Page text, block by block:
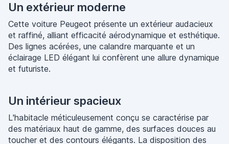
Un extérieur moderne
Cette voiture Peugeot présente un extérieur audacieux
et raffiné, alliant efficacité aérodynamique et esthétique.
Des lignes acérées, une calandre marquante et un
éclairage LED élégant lui confèrent une allure dynamique
et futuriste.
Un intérieur spacieux
L'habitacle méticuleusement conçu se caractérise par
des matériaux haut de gamme, des surfaces douces au
toucher et des contours élégants. La disposition des